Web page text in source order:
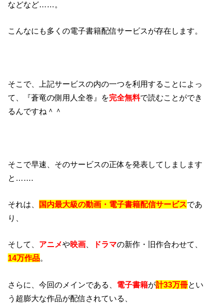
などなど……。
こんなにも多くの電子書籍配信サービスが存在します。
そこで、上記サービスの内の一つを利用することによっ
て、『蒼竜の側用人全巻』を完全無料で読むことができ
るんですね＾＾
そこで早速、そのサービスの正体を発表してしまします
と…….
それは、 国内最大級の動画・電子書籍配信サービスであ
り、
そして、 アニメや映画 ドラマの新作・旧作合わせて、
14万作品。
さらに、今回のメインである、 電子書籍が計33万冊とい
う超膨大な作品が配信されている、